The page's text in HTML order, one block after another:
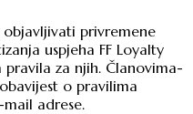
objavljivati privremene
uspjeha FF Loyalty
za njih. Članovima-
o pravilima
adrese.